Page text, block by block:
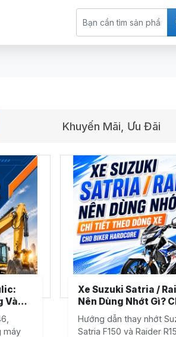
Khuyến Mãi, Ưu Đãi
Và
Máy
máy
Xe Suzuki Satria /
Nên Dùng Nhớt Gì?
Theo Dòng Xe Cho
Hardcore
Hướng dẫn thay nhớt
Satria F150 và Raider